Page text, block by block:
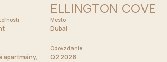
apartmány, duplexné penthousy, townhousy a
ELLINGTON COVE
Mesto
Dubai
Odovzdanie
Q2 2028